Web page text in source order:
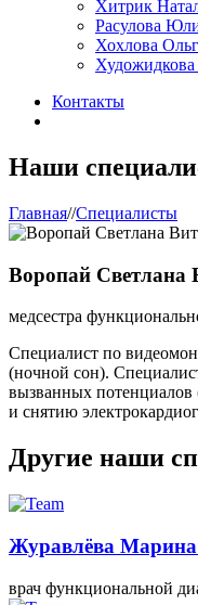
Хитрик
Расулова
Хохлова
Контакты
Наши
Главная//Специалисты
Воропай Светлана
медсестра
Специалист по
(ночной сон).
вызванных потенциалов
и снятию
Другие наши
Журавлёва Марина
врач функциональной